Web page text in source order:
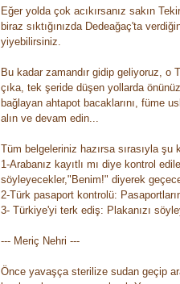
Eğer yolda çok acıkırsanız sakın
biraz sıktığınızda Dedeağaç'ta
yiyebilirsiniz.
Bu kadar zamandır gidip geliyoruz, o
çıka, tek şeride düşen yollarda
bağlayan ahtapot bacaklarını, füme
alın ve devam edin...
Tüm belgeleriniz hazırsa sırasıyla şu
1-Arabanız kayıtlı mı diye kontrol
söyleyecekler,"Benim!" diyerek
2-Türk pasaport kontrolü:
3- Türkiye'yi terk ediş: Plakanızı
--- Meriç Nehri ---
Önce yavaşça sterilize sudan geçip